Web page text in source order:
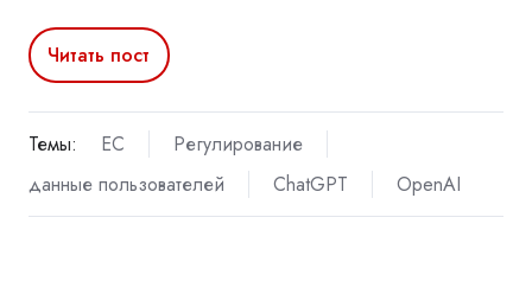
Читать пост
Темы: ЕС
Регулирование
данные пользователей
ChatGPT OpenAI